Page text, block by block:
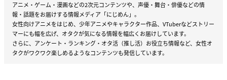
アニメ・ゲーム・漫画などの2次元コンテンツや、声優・舞台・俳優などの情
報・話題をお届けする情報メディア「にじめん」。
女性向けアニメをはじめ、少年アニメやキャラクター作品、VTuberなどストリー
マーにも幅を広げ、オタクが気になる情報を幅広くお届けしています。
さらに、アンケート・ランキング・オタ活（推し活）お役立ち情報など、女性オ
タクがワクワク楽しめるようなコンテンツも発信しています。